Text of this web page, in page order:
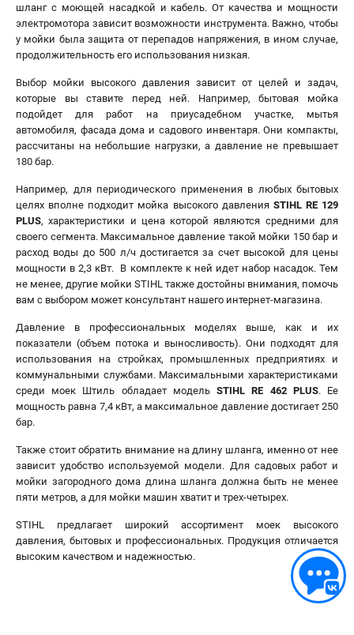
шланг с моющей насадкой и кабель. От качества и мощности
электромотора зависит возможности инструмента. Важно, чтобы
у мойки была защита от перепадов напряжения, в ином случае,
продолжительность его использования низкая.
Выбор мойки высокого давления зависит от целей и задач,
которые вы ставите перед ней. Например, бытовая мойка
подойдет для работ на приусадебном участке, мытья
автомобиля, фасада дома и садового инвентаря. Они компакты,
рассчитаны на небольшие нагрузки, а давление не превышает
180 бар.
Например, для периодического применения в любых бытовых
целях вполне подходит мойка высокого давления STIHL RE 129
PLUS, характеристики и цена которой являются средними для
своего сегмента. Максимальное давление такой мойки 150 бар и
расход воды до 500 л/ч достигается за счет высокой для цены
мощности в 2,3 кВт. В комплекте к ней идет набор насадок. Тем
не менее, другие мойки STIHL также достойны внимания, помочь
вам с выбором может консультант нашего интернет-магазина.
Давление в профессиональных моделях выше, как и их
показатели (объем потока и выносливость). Они подходят для
использования на стройках, промышленных предприятиях и
коммунальными службами. Максимальными характеристиками
среди моек Штиль обладает модельSTIHL RE 462 PLUS. Ее
мощность равна 7,4 кВт, а максимальное давление достигает 250
бар.
Также стоит обратить внимание на длину шланга, именно от нее
зависит удобство используемой модели. Для садовых работ и
мойки загородного дома длина шланга должна быть не менее
пяти метров, а для мойки машин хватит и трех-четырех.
STIHL предлагает широкий ассортимент моек высокого
давления, бытовых и профессиональных. Продукция отличается
высоким качеством и надежностью.